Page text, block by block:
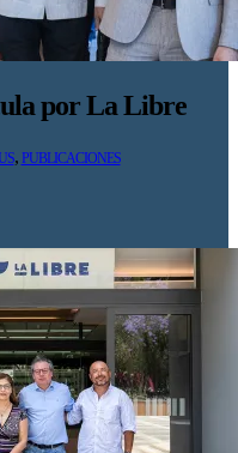
por La Libre
, PUBLICACIONES